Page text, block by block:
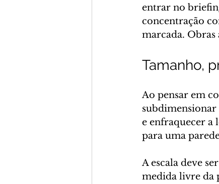
entrar no
concentração
marcada. Obras
Tamanho,
Ao pensar em
subdimensionar
e enfraquecer a
para uma
A escala deve
medida livre da